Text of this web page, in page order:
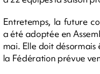
Entretemps, la future
a été adoptée en
mai. Elle doit
la Fédération prévue